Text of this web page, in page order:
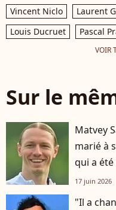
Vincent Niclo
Laurent
Louis Ducruet
Pascal
VOIR
Sur le
Matvey
marié à
qui a
17 juin 2026
"Il a